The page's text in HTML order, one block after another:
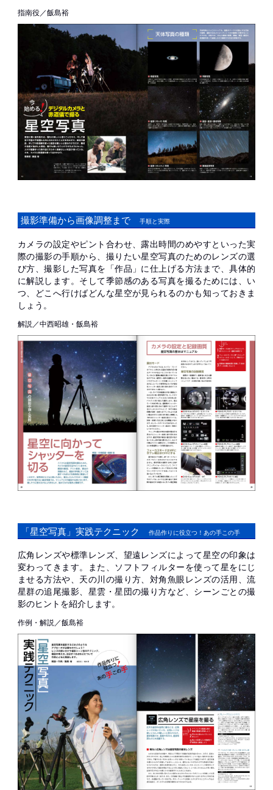
指南役／飯島裕
撮影準備から画像調整まで 手順と実際
カメラの設定やピント合わせ、露出時間のめやすといった実
際の撮影の手順から、撮りたい星空写真のためのレンズの選
び方、撮影した写真を「作品」に仕上げる方法まで、具体的
に解説します。そして季節感のある写真を撮るためには、い
つ、どこへ行けばどんな星空が見られるのかも知っておきま
しょう。
解説／中西昭雄・飯島裕
「星空写真」実践テクニック 作品作りに役立つ！あの手この手
広角レンズや標準レンズ、望遠レンズによって星空の印象は
変わってきます。また、ソフトフィルターを使って星をにじ
ませる方法や、天の川の撮り方、対角魚眼レンズの活用、流
星群の追尾撮影、星雲・星団の撮り方など、シーンごとの撮
影のヒントを紹介します。
作例・解説／飯島裕